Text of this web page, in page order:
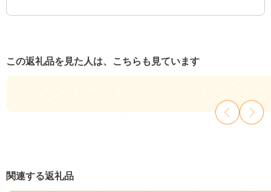
この返礼品を見た人は、こちらも見ています
関連する返礼品